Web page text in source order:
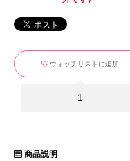
ウォッチリストに追加
1
商品説明